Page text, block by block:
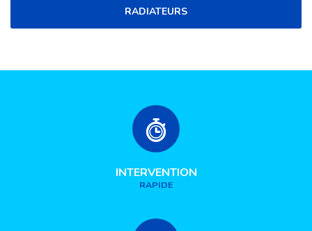
RADIATEURS
INTERVENTION
RAPIDE